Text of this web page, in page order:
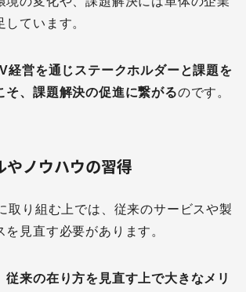
ています。
経営を通じステークホルダーと課題を
そ、課題解決の促進に繋がるのです。
やノウハウの習得
取り組む上では、従来のサービスや製
見直す必要があります。
従来の在り方を見直す上で大きなメリ